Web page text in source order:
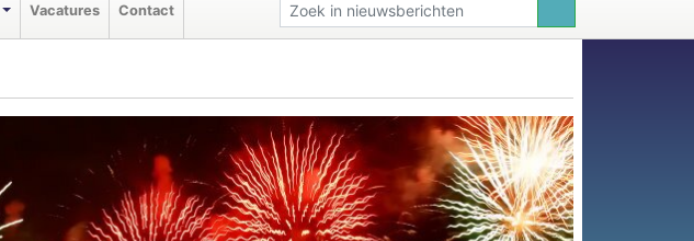
Vacatures Contact